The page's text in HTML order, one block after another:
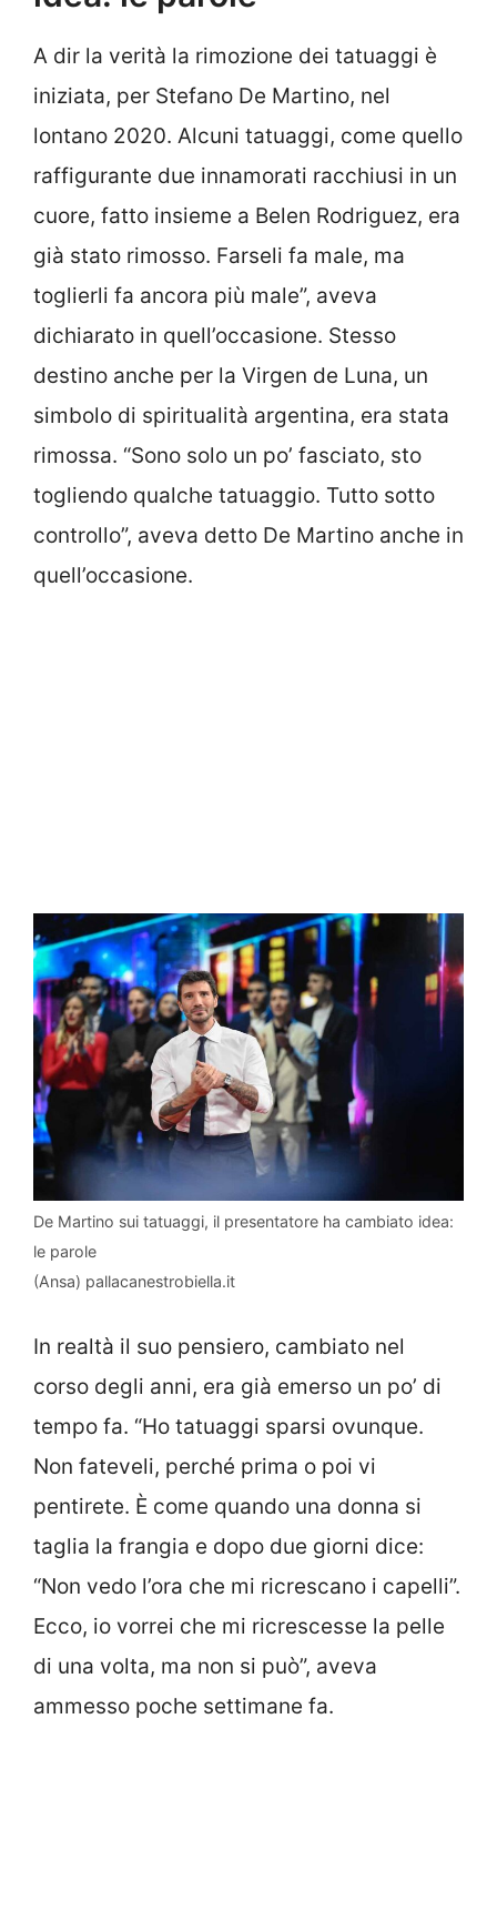
A dir la verità la rimozione dei tatuaggi è
iniziata, per Stefano De Martino, nel
lontano 2020. Alcuni tatuaggi, come quello
raffigurante due innamorati racchiusi in un
cuore, fatto insieme a Belen Rodriguez, era
già stato rimosso. Farseli fa male, ma
toglierli fa ancora più male”, aveva
dichiarato in quell’occasione. Stesso
destino anche per la Virgen de Luna, un
simbolo di spiritualità argentina, era stata
rimossa. “Sono solo un po’ fasciato, sto
togliendo qualche tatuaggio. Tutto sotto
controllo”, aveva detto De Martino anche in
quell’occasione.
De Martino sui tatuaggi, il presentatore ha cambiato idea:
le parole
(Ansa) pallacanestrobiella.it
In realtà il suo pensiero, cambiato nel
corso degli anni, era già emerso un po’ di
tempo fa. “Ho tatuaggi sparsi ovunque.
Non fateveli, perché prima o poi vi
pentirete. È come quando una donna si
taglia la frangia e dopo due giorni dice:
“Non vedo l’ora che mi ricrescano i capelli”.
Ecco, io vorrei che mi ricrescesse la pelle
di una volta, ma non si può”, aveva
ammesso poche settimane fa.